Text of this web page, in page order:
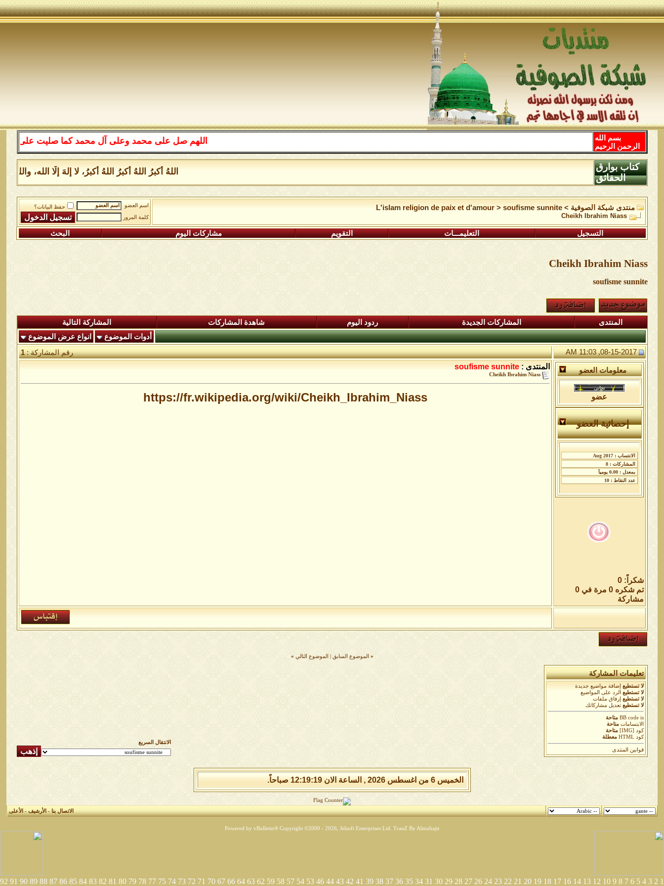
اللهم صل على محمد وعلى آل محمد كما صليت على إبراهيم
بسم الله
الرحمن الرحيم
اللهُ أكبرُ اللهُ أكبرُ اللهُ أكبرُ، لا إلهَ إلَّا الله،
كتاب بوارق
الحقائق
منتدى شبكة الصوفية >
L'islam religion de paix et d'amour > soufisme sunnite
Cheikh Ibrahim Niass
اسم العضو
حفظ البيانات؟
كلمة المرور
التسجيل التعليمـــات التقويم مشاركات اليوم البحث
Cheikh Ibrahim Niass
soufisme sunnite
المنتدى المشاركات الجديدة ردود اليوم شاهدة المشاركات
المشاركة التالية
أدوات الموضوع
انواع عرض الموضوع
08-15-2017, 11:03 AM
رقم المشاركة :1
معلومات العضو
عضو
إحصائية العضو
شكراً: 0
تم شكره 0 مرة في 0
مشاركة
المنتدى : soufisme sunnite
Cheikh Ibrahim Niass
https://fr.wikipedia.org/wiki/Cheikh_Ibrahim_Niass
« الموضوع السابق الموضوع التالي »
تعليمات المشاركة
لا تستطيع
إضافة مواضيع جديدة
لا تستطيع
الرد على المواضيع
لا تستطيع
إرفاق ملفات
لا تستطيع تعديل مشاركاتك
BB codeis
متاحة
الابتسامات متاحة
كود [IMG]
متاحة
كود HTML
معطلة
قوانين المنتدى
الانتقال السريع
الخميس 6 من اغسطس 2026 , الساعة الان 12:19:19 صباحاً.
الاتصال بنا-الأرشيف-الأعلى
Powered by vBulletin® Copyright ©2000 - 2026, Jelsoft Enterprises Ltd. TranZ By Almuhajir
1
2
3
4
5
6
7
8
9
10
12
13
14
16
17
18
19
20
21
22
23
24
26
27
28
29
30
31
34
35
36
37
38
39
41
42
43
44
46
53
54
57
58
59
62
63
64
66
67
70
71
72
73
74
75
77
78
79
80
81
82
83
84
85
86
87
88
89
90
91
92